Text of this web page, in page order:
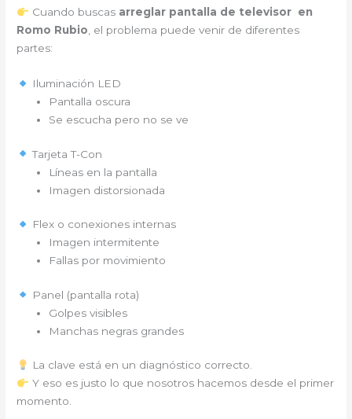
Cuando buscas arreglar pantalla de televisor en
Romo Rubio, el problema puede venir de diferentes
partes:
Iluminación LED
Pantalla oscura
Se escucha pero no se ve
Tarjeta T-Con
Líneas en la pantalla
Imagen distorsionada
Flex o conexiones internas
Imagen intermitente
Fallas por movimiento
Panel (pantalla rota)
Golpes visibles
Manchas negras grandes
La clave está en un diagnóstico correcto.
Y eso es justo lo que nosotros hacemos desde el primer
momento.